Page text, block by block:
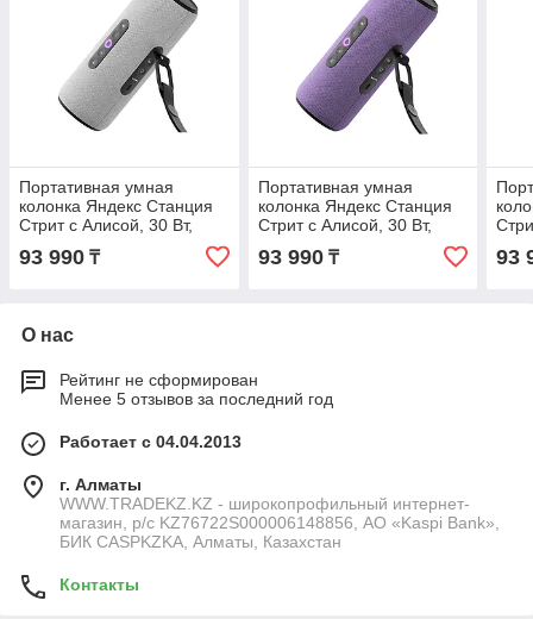
Портативная умная
колонка Яндекс Станция
Стрит с Алисой, 30 Вт,
93 990 ₸
Портативная умная
колонка Яндекс Станция
Стрит с Алисой, 30 Вт,
Фиолетовый
93 990₸ 93
О нас
Рейтинг не сформирован
Менее 5 отзывов за последний год
Работает с 04.04.2013
г. Алматы
WWW.TRADEKZ.KZ - широкопрофильный интернет-
магазин, р/с KZ76722S000006148856, АО «Kaspi Bank»,
БИК CASPKZKA, Алматы, Казахстан
Контакты